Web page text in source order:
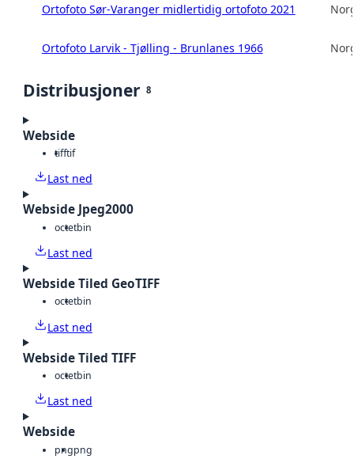
Ortofoto Sør-Varanger midlertidig ortofoto 2021
Ortofoto Larvik - Tjølling - Brunlanes 1966
Distribusjoner 8
Webside
tifftif
Last ned
Webside Jpeg2000
octetbin
Last ned
Webside Tiled GeoTIFF
octetbin
Last ned
Webside Tiled TIFF
octetbin
Last ned
Webside
pngpng